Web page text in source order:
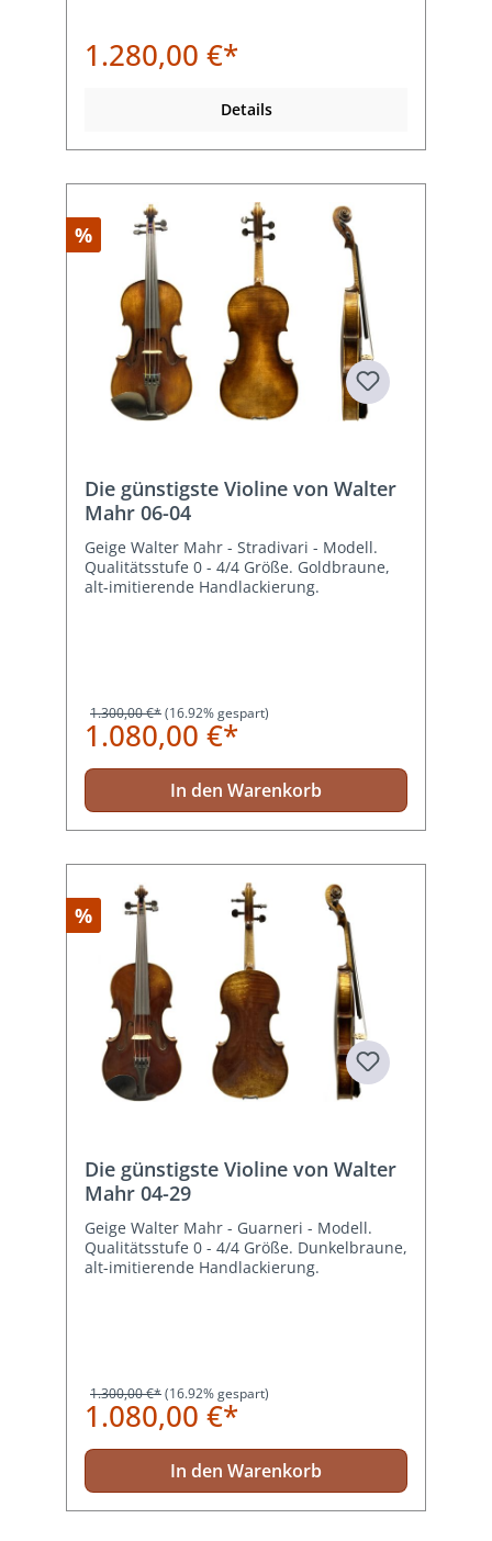
1.280,00 €*
Details
%
Die günstigste Violine von Walter
Mahr 06-04
Geige Walter Mahr - Stradivari - Modell.
Qualitätsstufe 0 - 4/4 Größe. Goldbraune,
alt-imitierende Handlackierung.
1.300,00 €*(16.92% gespart)
1.080,00 €*
In den Warenkorb
%
Die günstigste Violine von Walter
Mahr 04-29
Geige Walter Mahr - Guarneri - Modell.
Qualitätsstufe 0 - 4/4 Größe. Dunkelbraune,
alt-imitierende Handlackierung.
1.300,00 €*(16.92% gespart)
1.080,00 €*
In den Warenkorb